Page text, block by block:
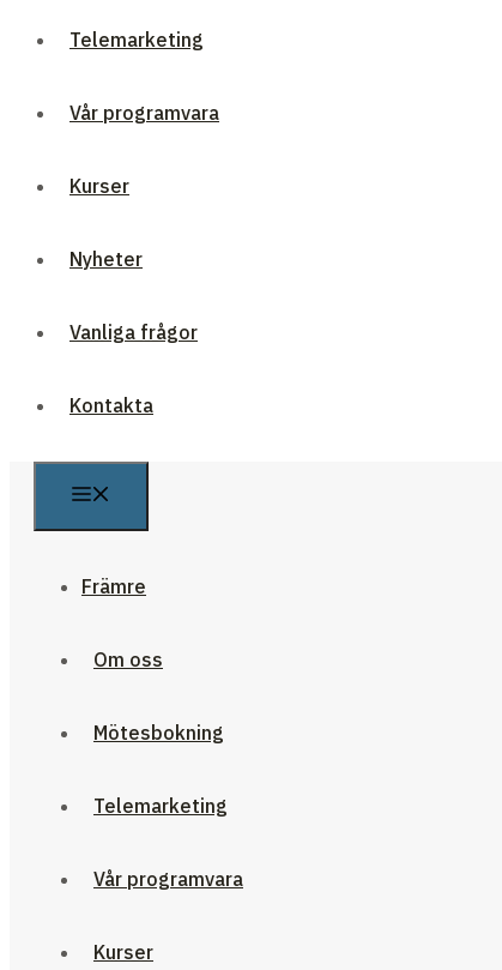
Telemarketing
Vår programvara
Kurser
Nyheter
Vanliga frågor
Kontakta
Främre
Om oss
Mötesbokning
Telemarketing
Vår programvara
Kurser